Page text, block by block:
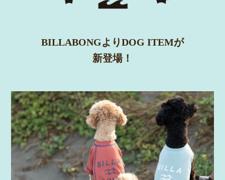
BILLABONGよりDOG ITEMが
新登場！